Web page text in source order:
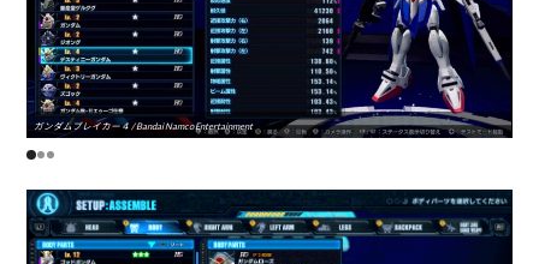
ガンダムブレイカー４ / Bandai Namco Entertainment